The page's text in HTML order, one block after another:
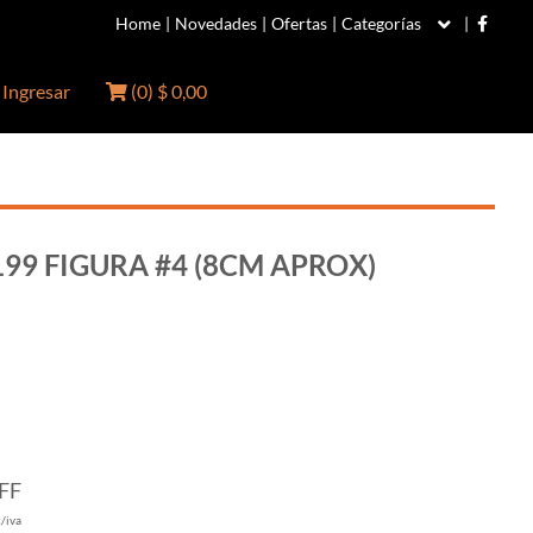
Home | Novedades | Ofertas | Categorías |
Ingresar (0) $ 0,00
FIGURA #4 (8CM APROX)
iva